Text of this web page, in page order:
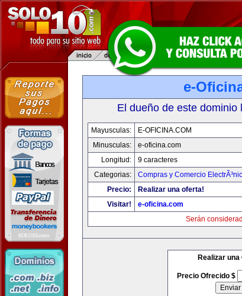
e-
El dueño de este dominio
Mayusculas:
E-OFICINA.COM
Minusculas:
e-oficina.com
Longitud:
9 caracteres
Categorias:
Compras y Comercio
Precio:
Realizar una oferta!
Visitar!
e-oficina.com
Serán
Realizar una
Precio Ofrecido $